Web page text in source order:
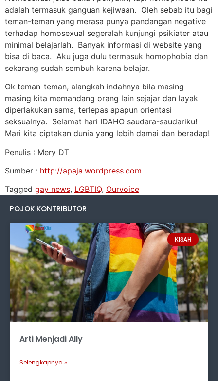
adalah termasuk ganguan kejiwaan. Oleh sebab itu bagi
teman-teman yang merasa punya pandangan negative
terhadap homosexual segeralah kunjungi psikiater atau
minimal belajarlah. Banyak informasi di website yang
bisa di baca. Aku juga dulu termasuk homophobia dan
sekarang sudah sembuh karena belajar.
Ok teman-teman, alangkah indahnya bila masing-
masing kita memandang orang lain sejajar dan layak
diperlakukan sama, terlepas apapun orientasi
seksualnya. Selamat hari IDAHO saudara-saudariku!
Mari kita ciptakan dunia yang lebih damai dan beradap!
Penulis : Mery DT
Sumber : http://apaja.wordpress.com
Tagged gay news, LGBTIQ, Ourvoice
POJOK KONTRIBUTOR
KISAH
Arti Menjadi Ally
Selengkapnya »